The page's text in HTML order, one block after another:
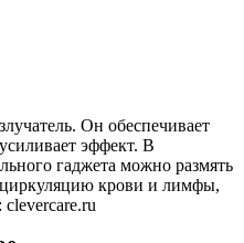
Он обеспечивает
эффект. В
гаджета можно размять
крови и лимфы,